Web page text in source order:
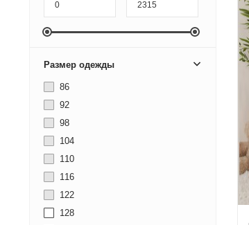
Размер одежды
86
92
98
104
110
116
122
128